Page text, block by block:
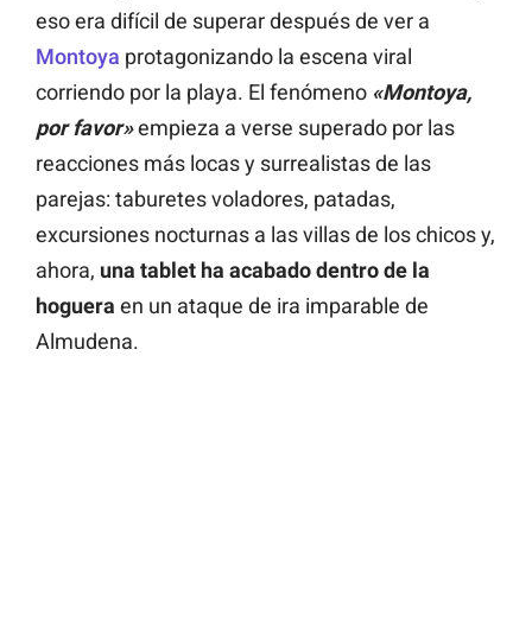
eso era difícil de superar después de ver a
Montoya protagonizando la escena viral
corriendo por la playa. El fenómeno «Montoya,
por favor»empieza a verse superado por las
reacciones más locas y surrealistas de las
parejas: taburetes voladores, patadas,
excursiones nocturnas a las villas de los chicos y,
ahora, una tablet ha acabado dentro de la
hoguera en un ataque de ira imparable de
Almudena.